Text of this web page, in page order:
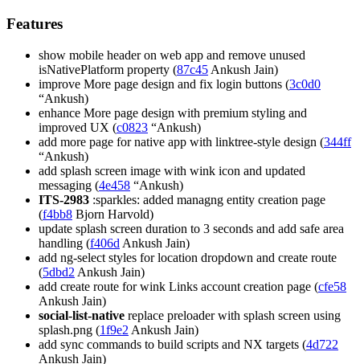
Features
show mobile header on web app and remove unused
isNativePlatform property (87c45 Ankush Jain)
improve More page design and fix login buttons (3c0d0
“Ankush)
enhance More page design with premium styling and
improved UX (c0823 “Ankush)
add more page for native app with linktree-style design (344ff
“Ankush)
add splash screen image with wink icon and updated
messaging (4e458 “Ankush)
ITS-2983 :sparkles: added managng entity creation page
(f4bb8 Bjorn Harvold)
update splash screen duration to 3 seconds and add safe area
handling (f406d Ankush Jain)
add ng-select styles for location dropdown and create route
(5dbd2 Ankush Jain)
add create route for wink Links account creation page (cfe58
Ankush Jain)
social-list-native replace preloader with splash screen using
splash.png (1f9e2 Ankush Jain)
add sync commands to build scripts and NX targets (4d722
Ankush Jain)